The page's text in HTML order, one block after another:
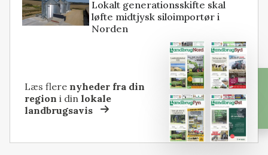
Lokalt generationsskifte skal
løfte midtjysk siloimportør i
Norden
Læs flere nyheder fra din
region i dinlokale
landbrugsavis